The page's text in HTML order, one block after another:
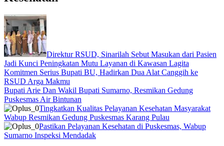
Direktur RSUD, Sinarilah Sebut Masukan dari Pasien
Jadi Kunci Peningkatan Mutu Layanan di Kawasan Lagita
Komitmen Serius Bupati BU, Hadirkan Dua Alat Canggih ke
RSUD Arga Makmu
Bupati Arie Dan Wakil Bupati Sumarno, Resmikan Gedung
Puskesmas Air Bintunan
Tingkatkan Kualitas Pelayanan Kesehatan Masyarakat
Wabup Resmikan Gedung Puskesmas Karang Pulau
Pastikan Pelayanan Kesehatan di Puskesmas, Wabup
Sumarno Inspeksi Mendadak